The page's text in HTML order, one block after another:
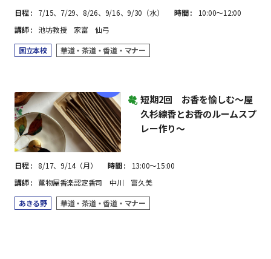
日程 7/15、7/29、8/26、9/16、9/30（水） 時間
10:00～12:00
講師
池坊教授 家富 仙弓
国立本校
華道・茶道・香道・マナー
短期2回 お香を愉しむ～屋
久杉線香とお香のルームスプ
レー作り～
日程 8/17、9/14（月） 時間
13:00～15:00
講師
薫物屋香楽認定香司 中川 富久美
あきる野
華道・茶道・香道・マナー